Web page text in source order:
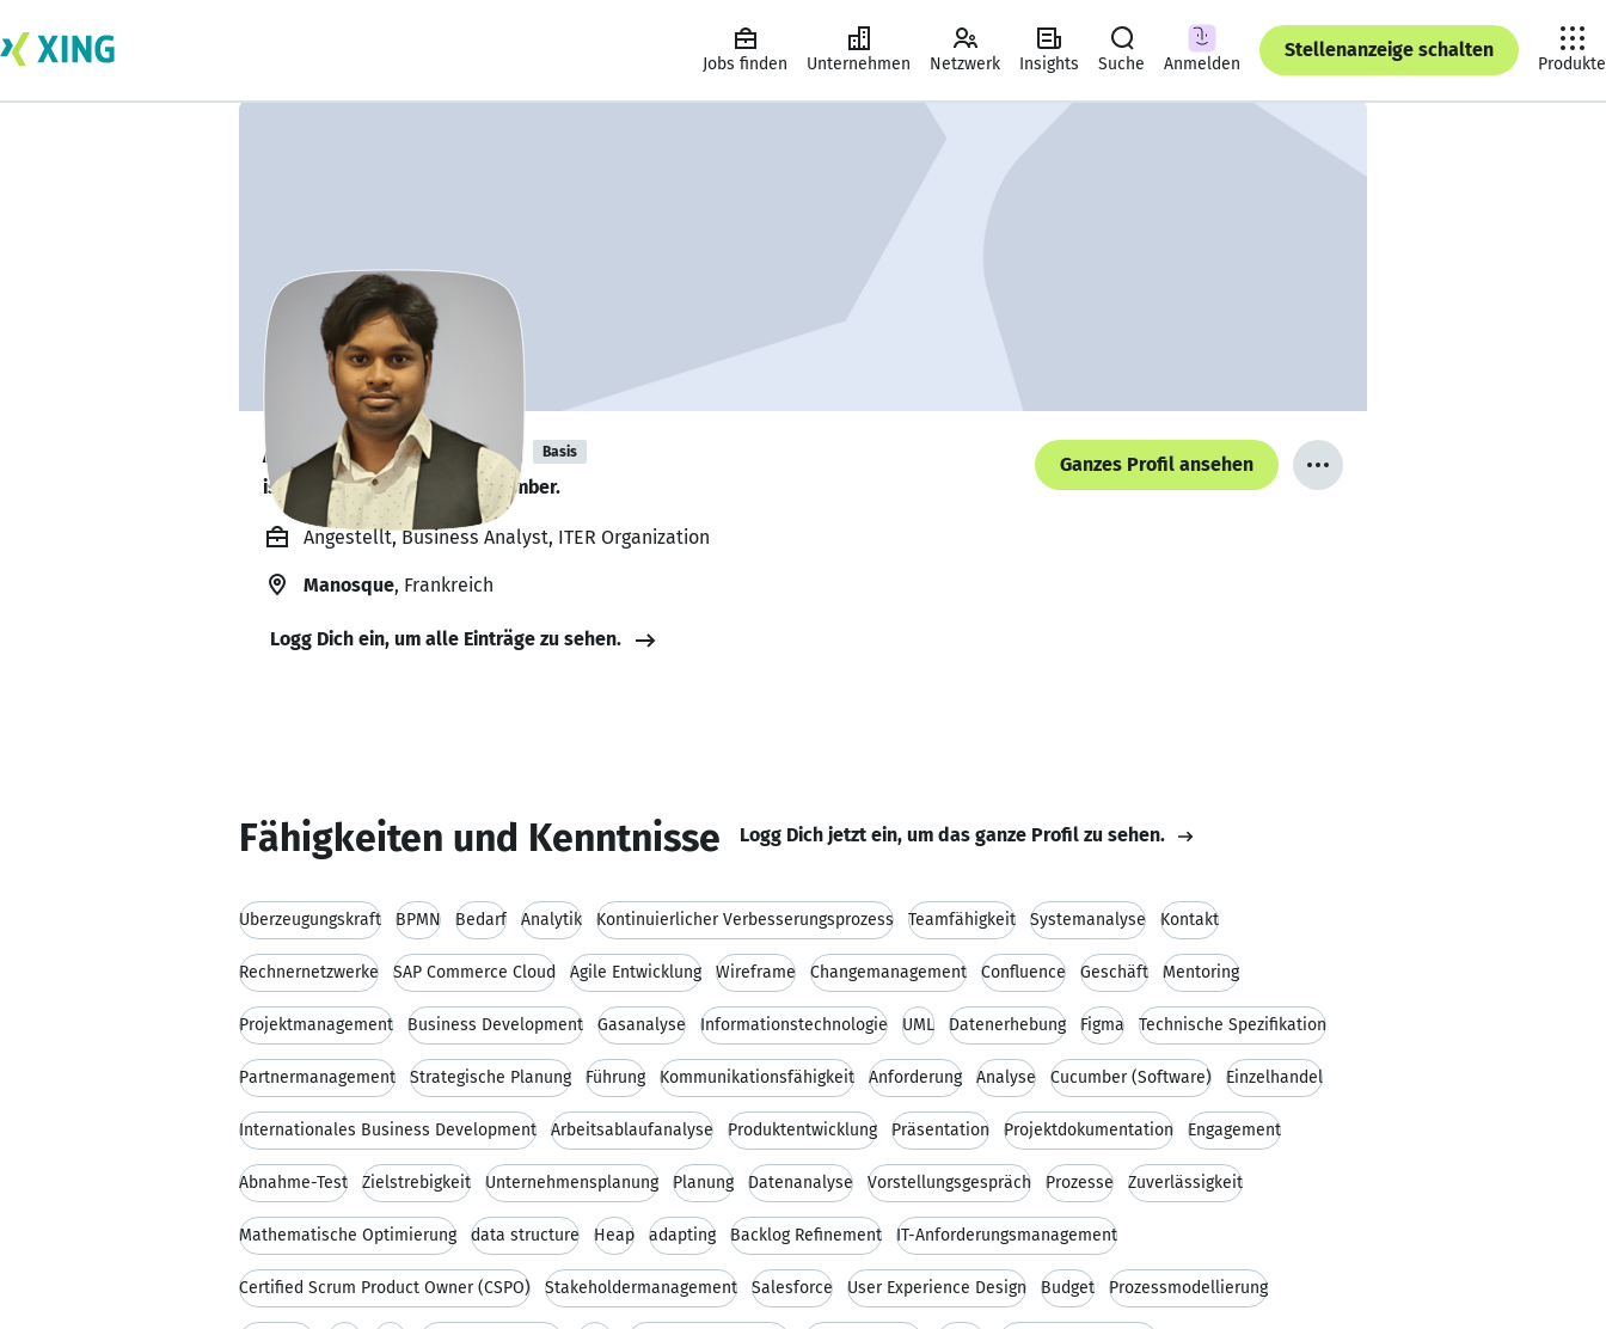
Jobs finden Unternehmen Netzwerk Insights Suche Anmelden
Stellenanzeige schalten
Produkte
Arfath Baig Mirza Basis
is looking for a new team member.
Ganzes Profil ansehen
Angestellt, Business Analyst, ITER Organization
Manosque, Frankreich
Logg Dich ein, um alle Einträge zu sehen.
Fähigkeiten und Kenntnisse Logg Dich jetzt ein, um das ganze Profil zu sehen.
Überzeugungskraft BPMN Bedarf Analytik Kontinuierlicher Verbesserungsprozess Teamfähigkeit Systemanalyse Kontakt
Rechnernetzwerke SAP Commerce Cloud Agile Entwicklung Wireframe Changemanagement Confluence Geschäft Mentoring
Projektmanagement Business Development Gasanalyse Informationstechnologie UML Datenerhebung Figma Technische Spezifikation
Partnermanagement Strategische Planung Führung Kommunikationsfähigkeit Anforderung Analyse Cucumber (Software) Einzelhandel
Internationales Business Development Arbeitsablaufanalyse Produktentwicklung Präsentation Projektdokumentation Engagement
Abnahme-Test Zielstrebigkeit Unternehmensplanung Planung Datenanalyse Vorstellungsgespräch Prozesse Zuverlässigkeit
Mathematische Optimierung data structure Heap adapting Backlog Refinement IT-Anforderungsmanagement
Certified Scrum Product Owner (CSPO) Stakeholdermanagement Salesforce User Experience Design Budget Prozessmodellierung